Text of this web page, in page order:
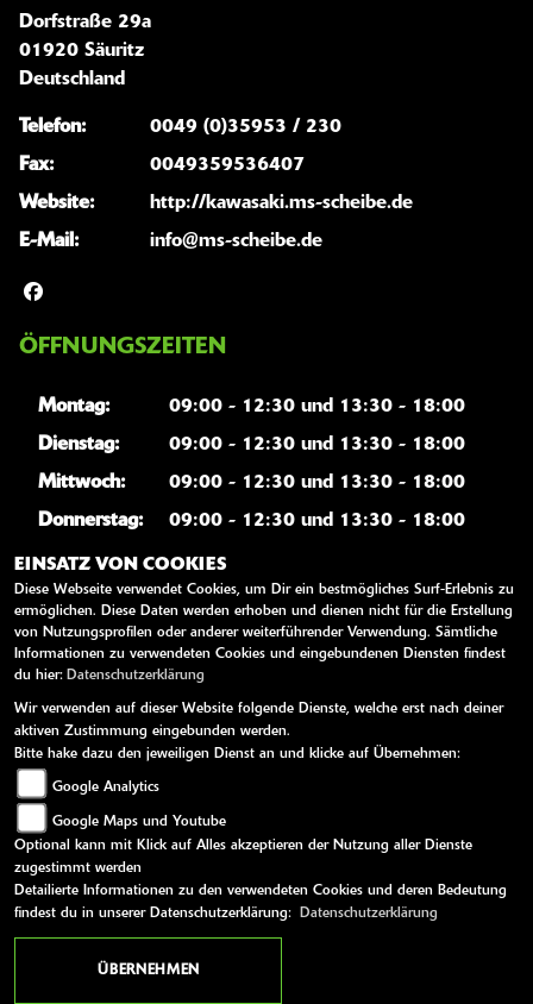
Dorfstraße 29a
01920 Säuritz
Deutschland
Telefon:
0049 (0)35953 / 230
Fax:
0049359536407
Website:
http://kawasaki.ms-scheibe.de
E-Mail:
info@ms-scheibe.de
ÖFFNUNGSZEITEN
Montag:
09:00 - 12:30 und 13:30 - 18:00
Dienstag:
09:00 - 12:30 und 13:30 - 18:00
Mittwoch:
09:00 - 12:30 und 13:30 - 18:00
Donnerstag:
09:00 - 12:30 und 13:30 - 18:00
Freitag:
09:00 - 12:30 und 13:30 - 18:00
Samstag:
09:00 - 12:00
Sonntag:
geschlossen
WEITERE LINKS
Kawasaki News
Kawasaki Handbücher
Kawasaki Bekleidung
Kawasaki Merchandise
AGB Impressum Datenschutz Disclaimer
EINSATZ VON COOKIES
Diese Webseite verwendet Cookies, um Dir ein bestmögliches Surf-Erlebnis zu
ermöglichen. Diese Daten werden erhoben und dienen nicht für die Erstellung
von Nutzungsprofilen oder anderer weiterführender Verwendung. Sämtliche
Informationen zu verwendeten Cookies und eingebundenen Diensten findest
du hier: Datenschutzerklärung
Wir verwenden auf dieser Website folgende Dienste, welche erst nach deiner
aktiven Zustimmung eingebunden werden.
Bitte hake dazu den jeweiligen Dienst an und klicke auf Übernehmen:
Google Analytics
Google Maps und Youtube
Optional kann mit Klick auf Alles akzeptieren der Nutzung aller Dienste
zugestimmt werden
Detailierte Informationen zu den verwendeten Cookies und deren Bedeutung
findest du in unserer Datenschutzerklärung:
Datenschutzerklärung
ÜBERNEHMEN